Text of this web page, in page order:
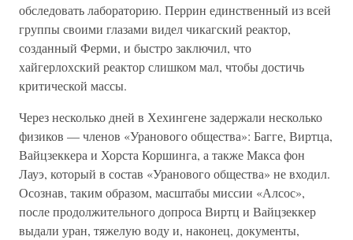
обследовать лабораторию. Перрин единственный из всей
группы своими глазами видел чикагский реактор,
созданный Ферми, и быстро заключил, что
хайгерлохский реактор слишком мал, чтобы достичь
критической массы.
Через несколько дней в Хехингене задержали несколько
физиков — членов «Уранового общества»: Багге, Виртца,
Вайцзеккера и Хорста Коршинга, а также Макса фон
Лауэ, который в состав «Уранового общества» не входил.
Осознав, таким образом, масштабы миссии «Алсос»,
после продолжительного допроса Виртц и Вайцзеккер
выдали уран, тяжелую воду и, наконец, документы,